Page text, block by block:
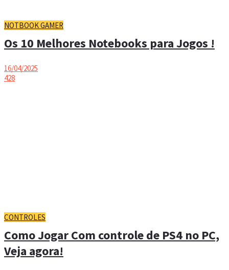
NOTBOOK GAMER
Os 10 Melhores Notebooks para Jogos !
16/04/2025
428
CONTROLES
Como Jogar Com controle de PS4 no PC,
Veja agora!